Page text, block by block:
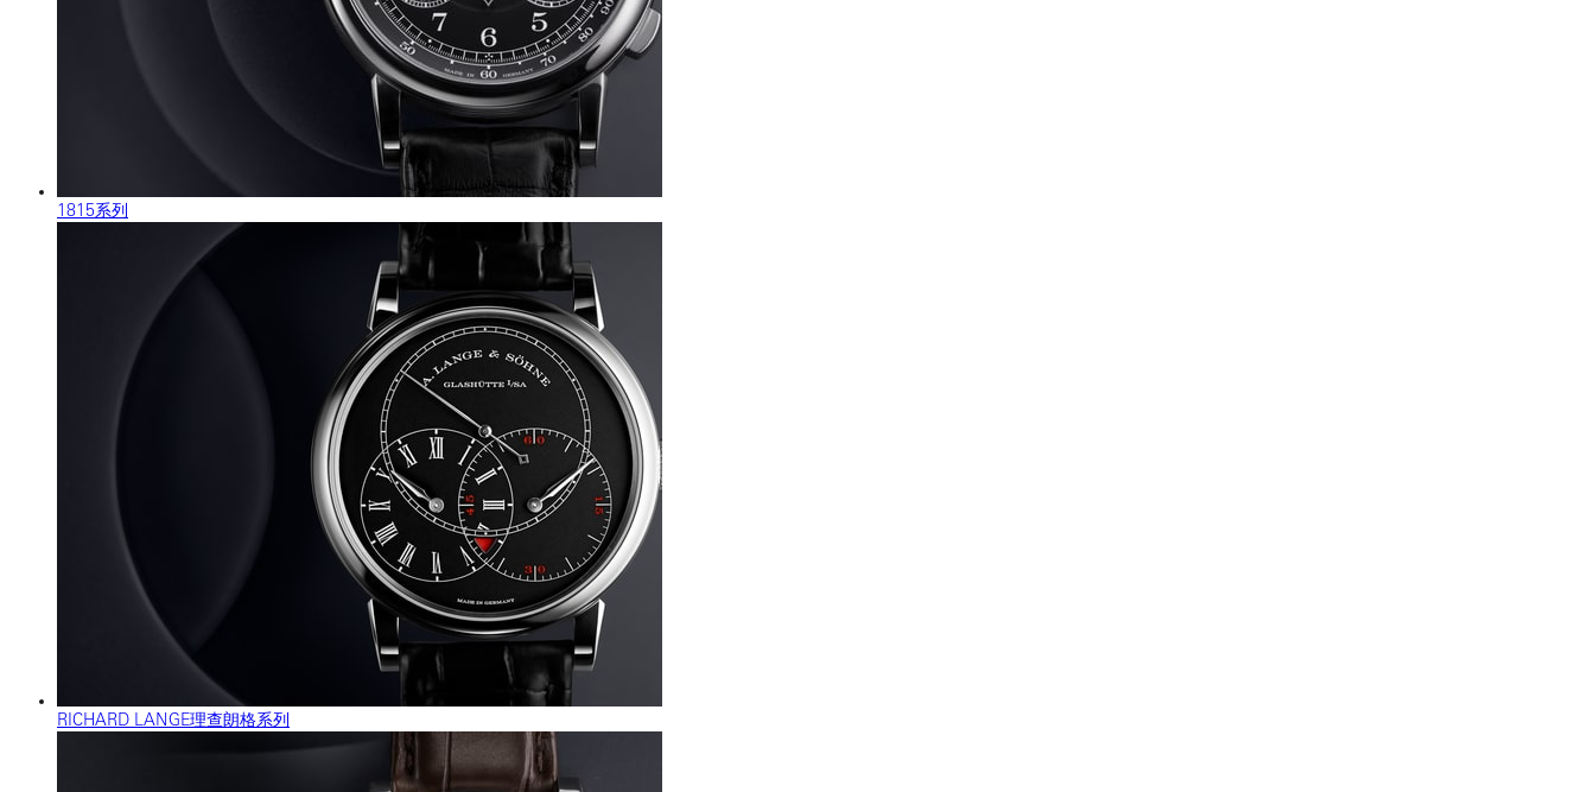
1815系列
RICHARD LANGE理查朗格系列